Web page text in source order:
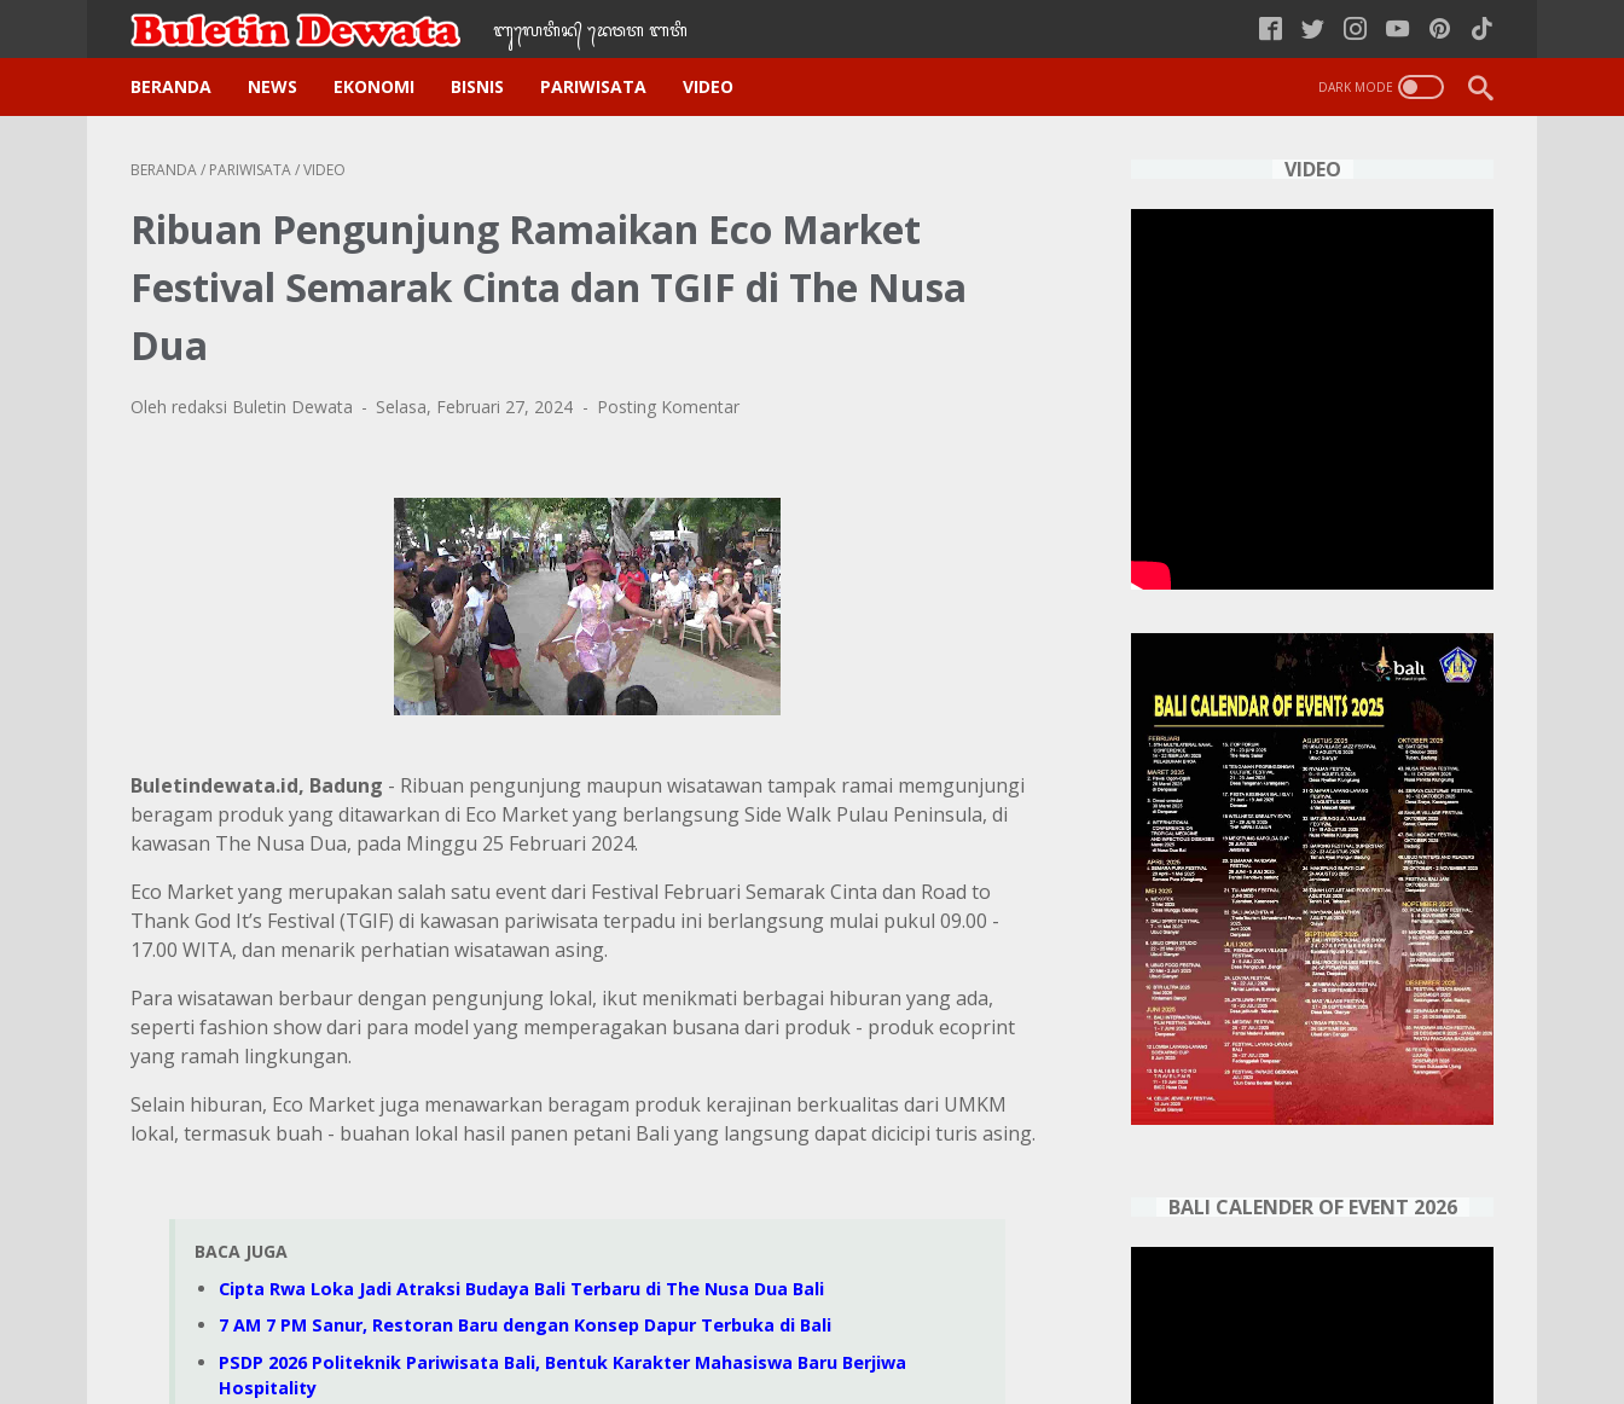
ᬩᬸ᭢ᬮᬢᬶᬦ᭄‌ ᭢ᬤᬯᬢ‌‌‌ ᬩᬢᬶ
BERANDA NEWS EKONOMI BISNIS PARIWISATA VIDEO
BERANDA/ PARIWISATA/VIDEO
Ribuan Pengunjung Ramaikan Eco Market
Festival Semarak Cinta dan TGIF di The Nusa
Dua
Oleh redaksi Buletin Dewata Selasa, Februari 27, 2024 Posting Komentar
Buletindewata.id, Badung - Ribuan pengunjung maupun wisatawan tampak ramai memgunjungi
beragam produk yang ditawarkan di Eco Market yang berlangsung Side Walk Pulau Peninsula, di
kawasan The Nusa Dua, pada Minggu 25 Februari 2024.
Eco Market yang merupakan salah satu event dari Festival Februari Semarak Cinta dan Road to
Thank God It’s Festival (TGIF) di kawasan pariwisata terpadu ini berlangsung mulai pukul 09.00 -
17.00 WITA, dan menarik perhatian wisatawan asing.
Para wisatawan berbaur dengan pengunjung lokal, ikut menikmati berbagai hiburan yang ada,
seperti fashion show dari para model yang memperagakan busana dari produk - produk ecoprint
yang ramah lingkungan.
Selain hiburan, Eco Market juga menawarkan beragam produk kerajinan berkualitas dari UMKM
lokal, termasuk buah - buahan lokal hasil panen petani Bali yang langsung dapat dicicipi turis asing.
BACA JUGA
Cipta Rwa Loka Jadi Atraksi Budaya Bali Terbaru di The Nusa Dua Bali
7 AM 7 PM Sanur, Restoran Baru dengan Konsep Dapur Terbuka di Bali
PSDP 2026 Politeknik Pariwisata Bali, Bentuk Karakter Mahasiswa Baru Berjiwa
Hospitality
VIDEO
BALI CALENDER OF EVENT 2026